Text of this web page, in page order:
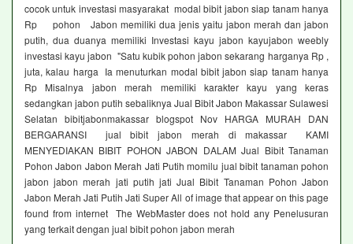
cocok untuk investasi masyarakat modal bibit jabon siap tanam hanya
Rp pohon Jabon memiliki dua jenis yaitu jabon merah dan jabon
putih, dua duanya memiliki Investasi kayu jabon kayujabon weebly
investasi kayu jabon "Satu kubik pohon jabon sekarang harganya Rp ,
juta, kalau harga Ia menuturkan modal bibit jabon siap tanam hanya
Rp Misalnya jabon merah memiliki karakter kayu yang keras
sedangkan jabon putih sebaliknya Jual Bibit Jabon Makassar Sulawesi
Selatan bibitjabonmakassar blogspot Nov HARGA MURAH DAN
BERGARANSI jual bibit jabon merah di makassar KAMI
MENYEDIAKAN BIBIT POHON JABON DALAM Jual Bibit Tanaman
Pohon Jabon Jabon Merah Jati Putih momilu jual bibit tanaman pohon
jabon jabon merah jati putih jati Jual Bibit Tanaman Pohon Jabon
Jabon Merah Jati Putih Jati Super All of image that appear on this page
found from internet The WebMaster does not hold any Penelusuran
yang terkait dengan jual bibit pohon jabon merah